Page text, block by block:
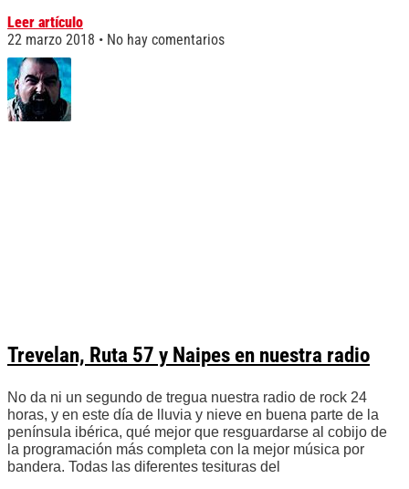
Leer artículo
22 marzo 2018
No hay comentarios
Trevelan, Ruta 57 y Naipes en nuestra radio
No da ni un segundo de tregua nuestra radio de rock 24
horas, y en este día de lluvia y nieve en buena parte de la
península ibérica, qué mejor que resguardarse al cobijo de
la programación más completa con la mejor música por
bandera. Todas las diferentes tesituras del